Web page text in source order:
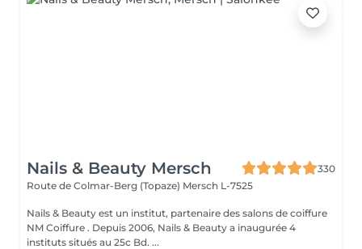
Nails & Beauty Mersch
330
Route de Colmar-Berg (Topaze) Mersch L-7525
Nails & Beauty est un institut, partenaire des salons de coiffure
NM Coiffure . Depuis 2006, Nails & Beauty a inaugurée 4
instituts situés au 25c Bd. ...